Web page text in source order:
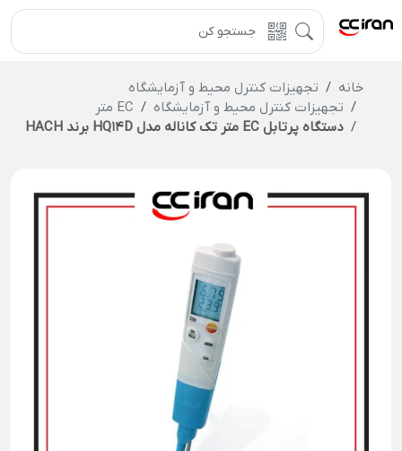
خانه
تجهیزات کنترل محیط و آزمایشگاه
تجهیزات کنترل محیط و آزمایشگاه
EC متر
دستگاه پرتابل EC متر تک کاناله مدل HQ14D برند HACH (بدون الکترود)